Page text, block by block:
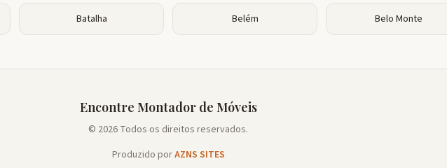
Batalha Belém Belo Monte
Encontre Montador de Móveis
© 2026 Todos os direitos reservados.
Produzido porAZNS SITES